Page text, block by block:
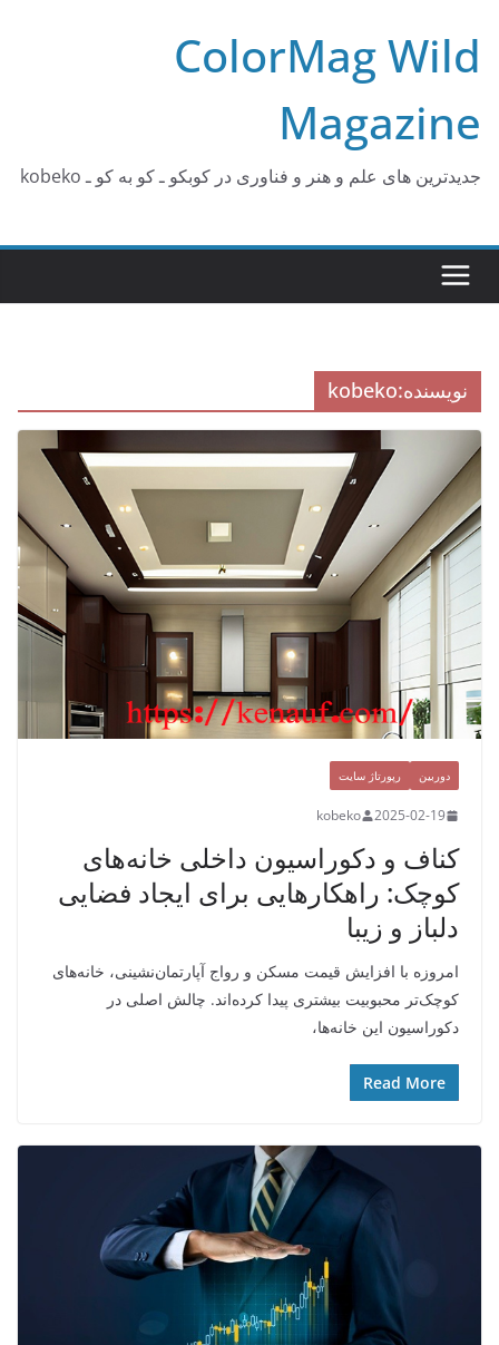
content
ColorMag Wild
Magazine
جدیدترین های علم و هنر و فناوری در کوبکو ـ کو به کو ـ kobeko
نویسنده:kobeko
دوربین رپورتاژ سایت
2025-02-19
kobeko
کناف و دکوراسیون داخلی خانه‌های
کوچک: راهکارهایی برای ایجاد فضایی
دلباز و زیبا
امروزه با افزایش قیمت مسکن و رواج آپارتمان‌نشینی، خانه‌های
کوچک‌تر محبوبیت بیشتری پیدا کرده‌اند. چالش اصلی در
دکوراسیون این خانه‌ها،
Read More